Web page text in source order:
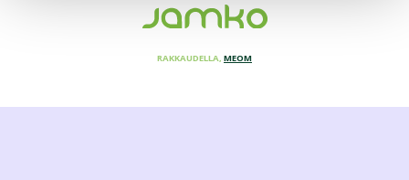
RAKKAUDELLA, MEOM